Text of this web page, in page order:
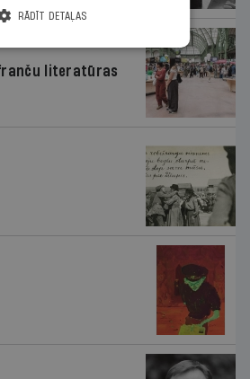
literatūras
RĀDĪT DETAĻAS